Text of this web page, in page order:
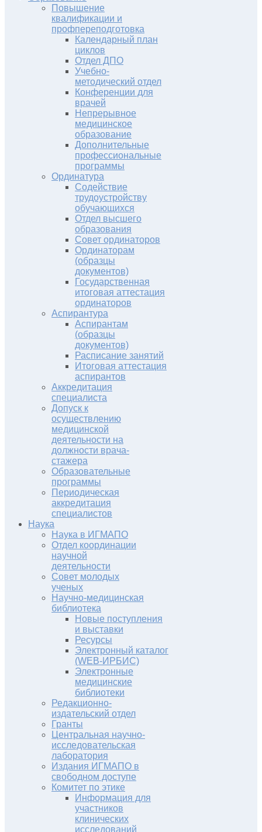
Повышение
квалификации и
профпереподготовка
Календарный план
циклов
Отдел ДПО
Учебно-
методический отдел
Конференции для
врачей
Непрерывное
медицинское
образование
Дополнительные
профессиональные
программы
Ординатура
Содействие
трудоустройству
обучающихся
Отдел высшего
образования
Совет ординаторов
Ординаторам
(образцы
документов)
Государственная
итоговая аттестация
ординаторов
Аспирантура
Аспирантам
(образцы
документов)
Расписание занятий
Итоговая аттестация
аспирантов
Аккредитация
специалиста
Допуск к
осуществлению
медицинской
деятельности на
должности врача-
стажера
Образовательные
программы
Периодическая
аккредитация
специалистов
Наука
Наука в ИГМАПО
Отдел координации
научной
деятельности
Совет молодых
ученых
Научно-медицинская
библиотека
Новые поступления
и выставки
Ресурсы
Электронный каталог
(WEB-ИРБИС)
Электронные
медицинские
библиотеки
Редакционно-
издательский отдел
Гранты
Центральная научно-
исследовательская
лаборатория
Издания ИГМАПО в
свободном доступе
Комитет по этике
Информация для
участников
клинических
исследований